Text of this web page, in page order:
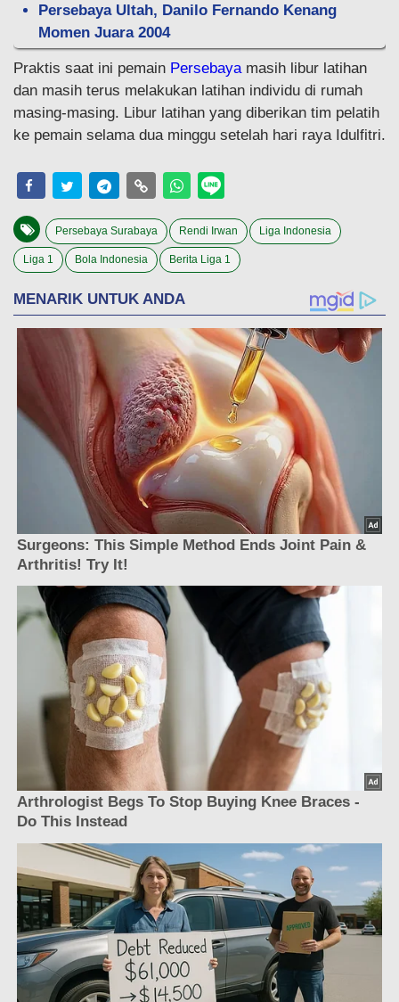
Persebaya Ultah, Danilo Fernando Kenang
Momen Juara 2004
Praktis saat ini pemain Persebaya masih libur latihan
dan masih terus melakukan latihan individu di rumah
masing-masing. Libur latihan yang diberikan tim pelatih
ke pemain selama dua minggu setelah hari raya Idulfitri.
Persebaya Surabaya Rendi Irwan Liga Indonesia
Liga 1 Bola Indonesia Berita Liga 1